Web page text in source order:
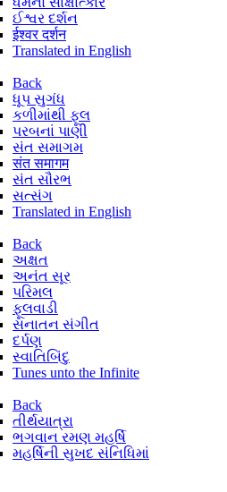
ઈશ્વર દર્શન
ईश्वर दर्शन
Translated in English
Back
ધૂપ સુગંધ
કળીમાંથી ફૂલ
પરબનાં પાણી
સંત સમાગમ
संत समागम
સંત સૌરભ
સત્સંગ
Translated in English
Back
અક્ષત
અનંત સૂર
પરિમલ
ફૂલવાડી
સનાતન સંગીત
દર્પણ
સ્વાતિબિંદુ
Tunes unto the Infinite
Back
તીર્થયાત્રા
ભગવાન રમણ મહર્ષિ
મહર્ષિની સુખદ સંનિધિમાં